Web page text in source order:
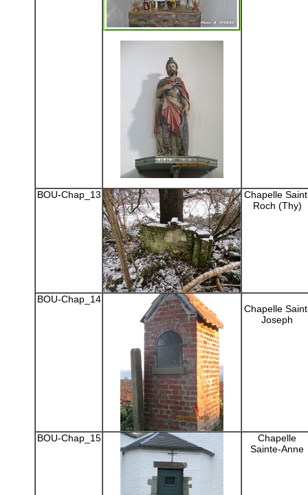
BOU-Chap_13
Chapelle
Roch (Thy)
BOU-Chap_14
Chapelle
Joseph
BOU-Chap_15
Chapelle
Sainte-Anne